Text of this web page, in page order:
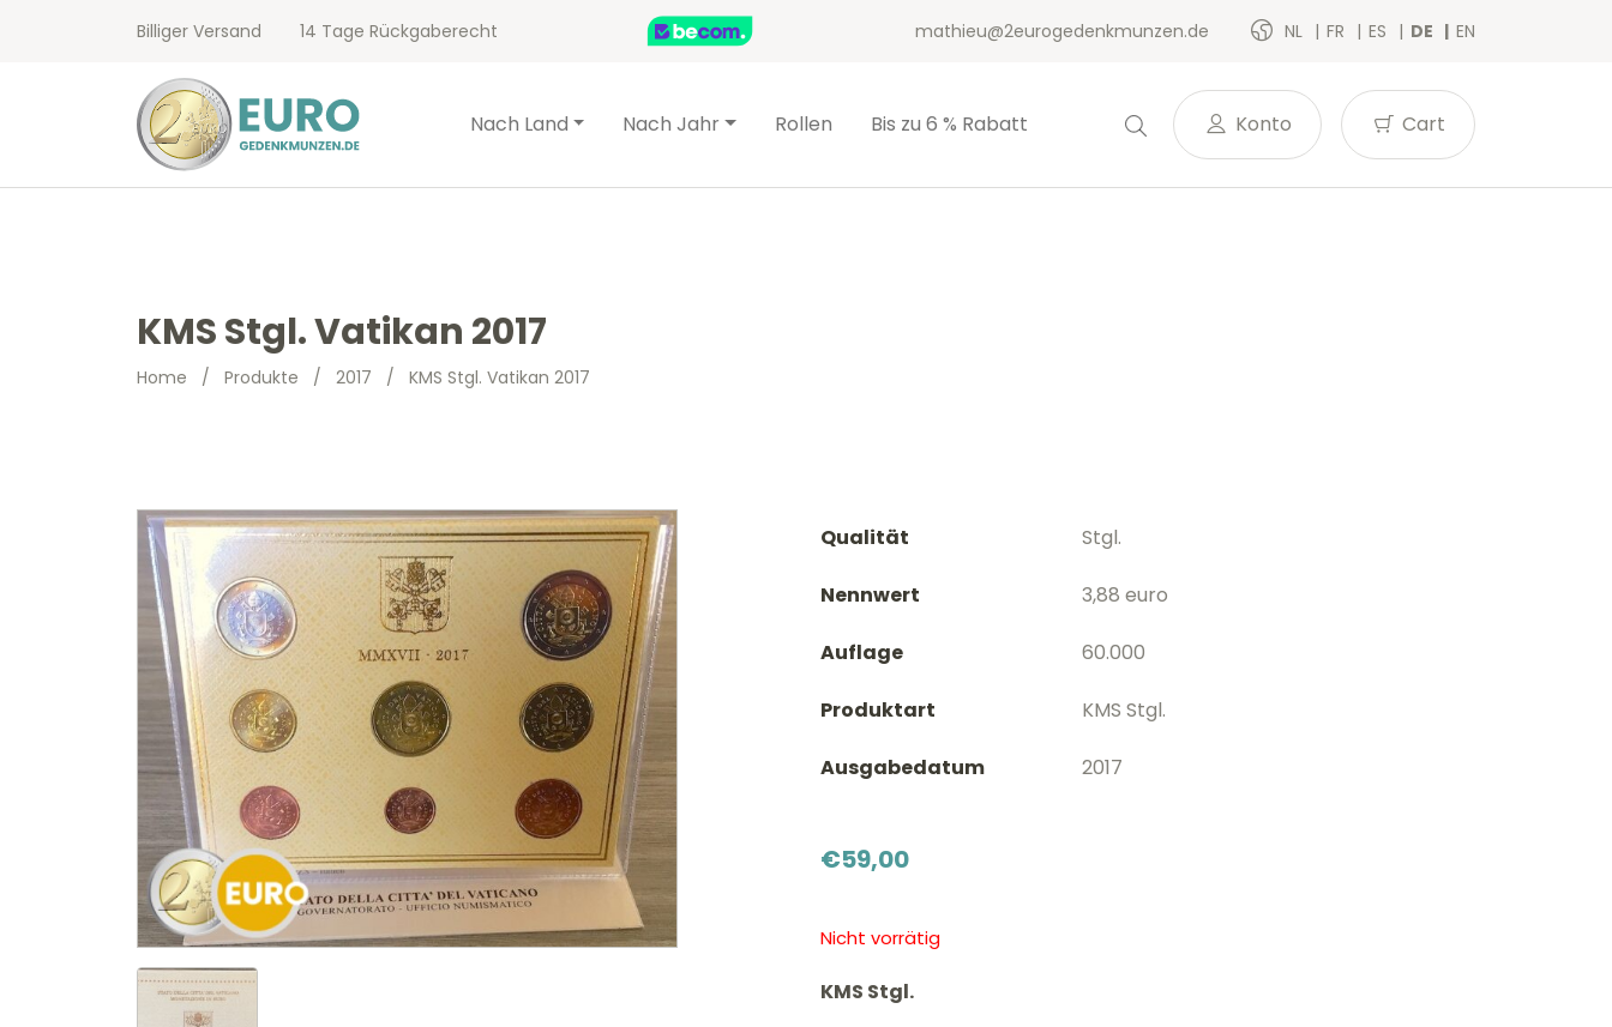
Billiger Versand 14 Tage Rückgaberecht mathieu@2eurogedenkmunzen.de NL FR ES DE EN
Nach Land Nach Jahr Rollen Bis zu 6 % Rabatt Konto Cart
KMS Stgl. Vatikan 2017
Home / Produkte / 2017 / KMS Stgl. Vatikan 2017
Qualität Stgl.
Nennwert 3,88 euro
Auflage 60.000
Produktart KMS Stgl.
Ausgabedatum 2017
€59,00
Nicht vorrätig
KMS Stgl.